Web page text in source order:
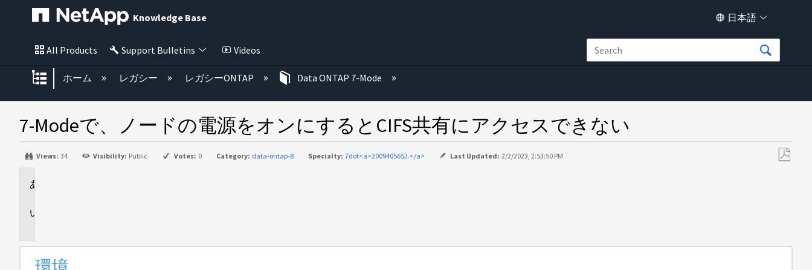
Knowledge Base 日本語
All Products Support Bulletins Videos
グローバル階層を展開/折りたたむ
ホーム レガシー レガシーONTAP Data ONTAP 7-Mode
7-Modeで、ノードの電源をオンにするとCIFS共有にアクセスできない
Views: 34 Visibility: Public Votes: 0 Category: data-ontap-8 Specialty: 7dot<a>2009405652.</a> Last Updated: 2/2/2023, 2:53:50 PM